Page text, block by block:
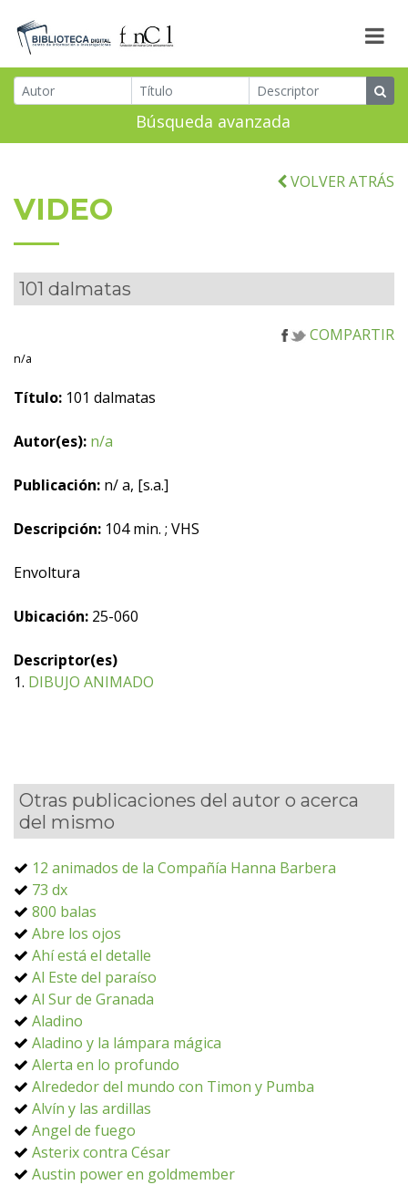
Búsqueda avanzada
VOLVER ATRÁS
VIDEO
101 dalmatas
COMPARTIR
n/a
Título: 101 dalmatas
Autor(es): n/a
Publicación: n/ a, [s.a.]
Descripción: 104 min. ; VHS
Envoltura
Ubicación: 25-060
Descriptor(es)
1. DIBUJO ANIMADO
Otras publicaciones del autor o acerca
del mismo
12 animados de la Compañía Hanna Barbera
73 dx
800 balas
Abre los ojos
Ahí está el detalle
Al Este del paraíso
Al Sur de Granada
Aladino
Aladino y la lámpara mágica
Alerta en lo profundo
Alrededor del mundo con Timon y Pumba
Alvín y las ardillas
Angel de fuego
Asterix contra César
Austin power en goldmember